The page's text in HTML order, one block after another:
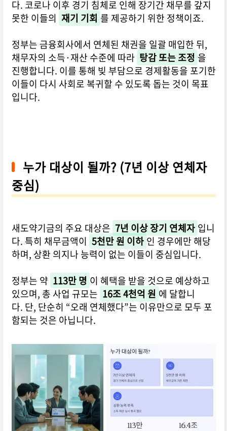
다. 코로나 이후 경기 침체로 인해 장기간 채무를 갚지
못한 이들의 재기 기회 를 제공하기 위한 정책이죠.
정부는 금융회사에서 연체된 채권을 일괄 매입한 뒤,
채무자의 소득·재산 수준에 따라 탕감 또는 조정 을
진행합니다. 이를 통해 빚 부담으로 경제활동을 포기한
이들이 다시 사회로 복귀할 수 있도록 돕는 것이 목표
입니다.
누가 대상이 될까? (7년 이상 연체자
중심)
새도약기금의 주요 대상은 7년 이상 장기 연체자 입니
다. 특히 채무금액이 5천만 원 이하 인 경우에만 해당
하며, 상환 의지나 능력이 없는 이들이 중심입니다.
정부는 약 113만 명 이 혜택을 받을 것으로 예상하고
있으며, 총 사업 규모는 16조 4천억 원 에 달합니
다. 단, 단순히 “오래 연체했다”는 이유만으로 모두 포
함되는 것은 아닙니다.